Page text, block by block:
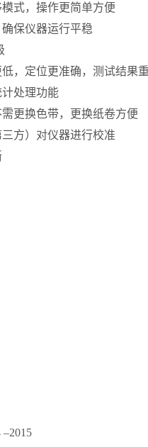
式，操作更简单方便
保仪器运行平稳
，定位更准确，测试结果
处理功能
更换色带，更换纸卷方便
方）对仪器进行校准